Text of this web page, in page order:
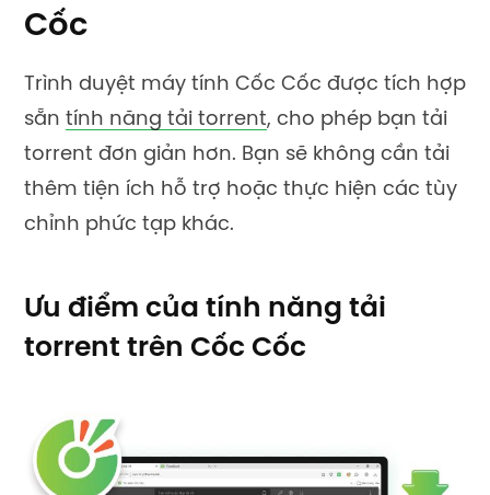
Cốc
Trình duyệt máy tính Cốc Cốc được tích hợp
sẵn tính năng tải torrent, cho phép bạn tải
torrent đơn giản hơn. Bạn sẽ không cần tải
thêm tiện ích hỗ trợ hoặc thực hiện các tùy
chỉnh phức tạp khác.
Ưu điểm của tính năng tải
torrent trên Cốc Cốc